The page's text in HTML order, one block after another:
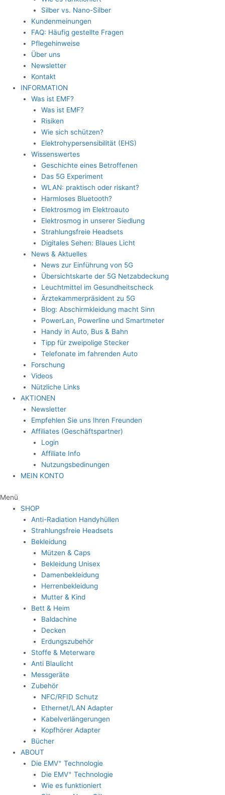
Silber vs. Nano-Silber
Kundenmeinungen
FAQ: Häufig gestellte Fragen
Pflegehinweise
Über uns
Newsletter
Kontakt
INFORMATION
Was ist EMF?
Was ist EMF?
Risiken
Wie sich schützen?
Elektrohypersensibilität (EHS)
Wissenswertes
Geschichte eines Betroffenen
Das 5G Experiment
WLAN: praktisch oder riskant?
Harmloses Bluetooth?
Elektrosmog im Elektroauto
Elektrosmog in unserer Siedlung
Strahlungsfreie Headsets
Digitales Sehen: Blaues Licht
News & Aktuelles
News zur Einführung von 5G
Übersichtskarte der 5G Netzabdeckung
Leuchtmittel im Gesundheitscheck
Ärztekammerpräsident zu 5G
Blog: Abschirmkleidung macht Sinn
PowerLan, Powerline und Smartmeter
Handy in Auto, Bus & Bahn
Tipp für zweipolige Stecker
Telefonate im fahrenden Auto
Forschung
Videos
Nützliche Links
AKTIONEN
Newsletter
Empfehlen Sie uns Ihren Freunden
Affiliates (Geschäftspartner)
Login
Affiliate Info
Nutzungsbedinungen
MEIN KONTO
Menü
SHOP
Anti-Radiation Handyhüllen
Strahlungsfreie Headsets
Bekleidung
Mützen & Caps
Bekleidung Unisex
Damenbekleidung
Herrenbekleidung
Mutter & Kind
Bett & Heim
Baldachine
Decken
Erdungszubehör
Stoffe & Meterware
Anti Blaulicht
Messgeräte
Zubehör
NFC/RFID Schutz
Ethernet/LAN Adapter
Kabelverlängerungen
Kopfhörer Adapter
Bücher
ABOUT
Die EMV+ Technologie
Die EMV+ Technologie
Wie es funktioniert